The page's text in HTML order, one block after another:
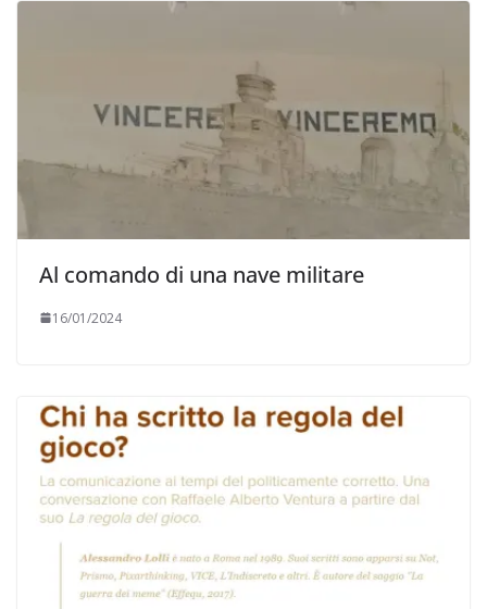
Al comando di una nave militare
16/01/2024